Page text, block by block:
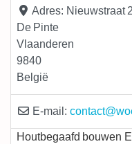
Adres: Nieuwstraat
De Pinte
Vlaanderen
9840
België
E-mail: contact@
Houtbegaafd bouwen